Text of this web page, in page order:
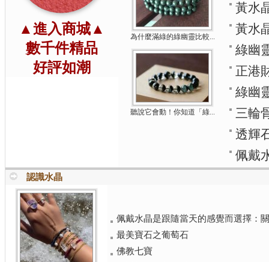
▲進入商城▲
數千件精品
好評如潮
為什麼滿綠的綠幽靈比較...
聽說它會動！你知道「綠...
黃水
黃水
綠幽
正港
綠幽
三輪
透輝
佩戴
認識水晶
佩戴水晶是跟隨當天的感覺而選擇：
最美寶石之葡萄石
佛教七寶